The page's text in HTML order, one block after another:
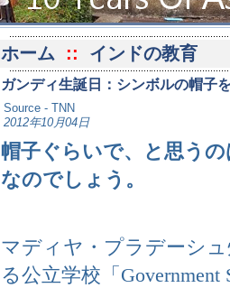
ホーム :: インドの教育
ガンディ生誕日：シンボルの帽子
Source - TNN
2012年10月04日
帽子ぐらいで、と思う
なのでしょう。
マディヤ・プラデーシ
る公立学校「